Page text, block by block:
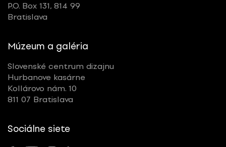
P.O. Box 131, 814 99
Bratislava
Múzeum a galéria
Slovenské centrum dizajnu
Hurbanove kasárne
Kollárovo nám. 10
811 07 Bratislava
Sociálne siete